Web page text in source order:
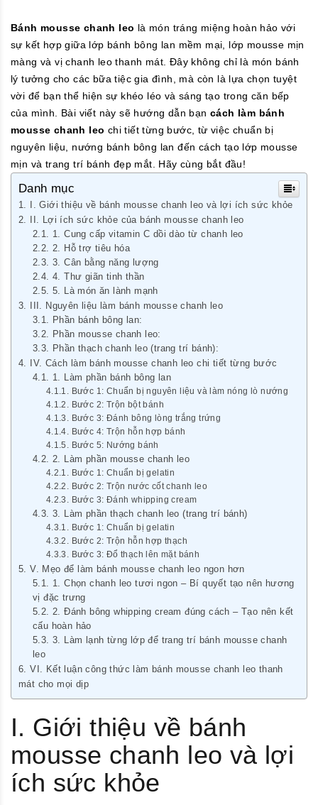
Bánh mousse chanh leo là món tráng miệng hoàn hảo với
sự kết hợp giữa lớp bánh bông lan mềm mại, lớp mousse mịn
màng và vị chanh leo thanh mát. Đây không chỉ là món bánh
lý tưởng cho các bữa tiệc gia đình, mà còn là lựa chọn tuyệt
vời để bạn thể hiện sự khéo léo và sáng tạo trong căn bếp
của mình. Bài viết này sẽ hướng dẫn bạn cách làm bánh
mousse chanh leo chi tiết từng bước, từ việc chuẩn bị
nguyên liệu, nướng bánh bông lan đến cách tạo lớp mousse
mịn và trang trí bánh đẹp mắt. Hãy cùng bắt đầu!
Danh mục
I. Giới thiệu về bánh mousse chanh leo và lợi ích sức khỏe
II. Lợi ích sức khỏe của bánh mousse chanh leo
1. Cung cấp vitamin C dồi dào từ chanh leo
2. Hỗ trợ tiêu hóa
3. Cân bằng năng lượng
4. Thư giãn tinh thần
5. Là món ăn lành mạnh
III. Nguyên liệu làm bánh mousse chanh leo
Phần bánh bông lan:
Phần mousse chanh leo:
Phần thạch chanh leo (trang trí bánh):
IV. Cách làm bánh mousse chanh leo chi tiết từng bước
1. Làm phần bánh bông lan
Bước 1: Chuẩn bị nguyên liệu và làm nóng lò nướng
Bước 2: Trộn bột bánh
Bước 3: Đánh bông lòng trắng trứng
Bước 4: Trộn hỗn hợp bánh
Bước 5: Nướng bánh
2. Làm phần mousse chanh leo
Bước 1: Chuẩn bị gelatin
Bước 2: Trộn nước cốt chanh leo
Bước 3: Đánh whipping cream
3. Làm phần thạch chanh leo (trang trí bánh)
Bước 1: Chuẩn bị gelatin
Bước 2: Trộn hỗn hợp thạch
Bước 3: Đổ thạch lên mặt bánh
V. Mẹo để làm bánh mousse chanh leo ngon hơn
1. Chọn chanh leo tươi ngon – Bí quyết tạo nên hương
vị đặc trưng
2. Đánh bông whipping cream đúng cách – Tạo nên kết
cấu hoàn hảo
3. Làm lạnh từng lớp để trang trí bánh mousse chanh
leo
VI. Kết luận công thức làm bánh mousse chanh leo thanh
mát cho mọi dịp
I. Giới thiệu về bánh
mousse chanh leo và lợi
ích sức khỏe